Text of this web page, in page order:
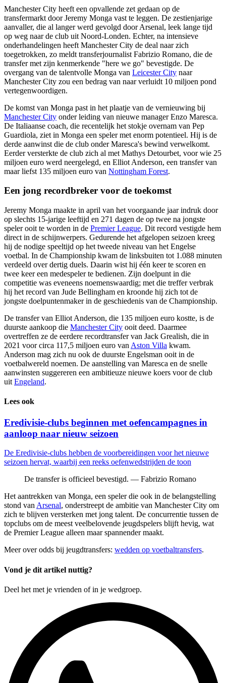
Manchester City heeft een opvallende zet gedaan op de
transfermarkt door Jeremy Monga vast te leggen. De zestienjarige
aanvaller, die al langer werd gevolgd door Arsenal, leek lange tijd
op weg naar de club uit Noord-Londen. Echter, na intensieve
onderhandelingen heeft Manchester City de deal naar zich
toegetrokken, zo meldt transferjournalist Fabrizio Romano, die de
transfer met zijn kenmerkende "here we go" bevestigde. De
overgang van de talentvolle Monga van Leicester City naar
Manchester City zou een bedrag van naar verluidt 10 miljoen pond
vertegenwoordigen.
De komst van Monga past in het plaatje van de vernieuwing bij
Manchester City onder leiding van nieuwe manager Enzo Maresca.
De Italiaanse coach, die recentelijk het stokje overnam van Pep
Guardiola, ziet in Monga een speler met enorm potentieel. Hij is de
derde aanwinst die de club onder Maresca's bewind verwelkomt.
Eerder versterkte de club zich al met Mathys Detourbet, voor wie 25
miljoen euro werd neergelegd, en Elliot Anderson, een transfer van
maar liefst 135 miljoen euro van Nottingham Forest.
Een jong recordbreker voor de toekomst
Jeremy Monga maakte in april van het voorgaande jaar indruk door
op slechts 15-jarige leeftijd en 271 dagen de op twee na jongste
speler ooit te worden in de Premier League. Dit record vestigde hem
direct in de schijnwerpers. Gedurende het afgelopen seizoen kreeg
hij de nodige speeltijd op het tweede niveau van het Engelse
voetbal. In de Championship kwam de linksbuiten tot 1.088 minuten
verdeeld over dertig duels. Daarin wist hij één keer te scoren en
twee keer een medespeler te bedienen. Zijn doelpunt in die
competitie was eveneens noemenswaardig; met die treffer verbrak
hij het record van Jude Bellingham en kroonde hij zich tot de
jongste doelpuntenmaker in de geschiedenis van de Championship.
De transfer van Elliot Anderson, die 135 miljoen euro kostte, is de
duurste aankoop die Manchester City ooit deed. Daarmee
overtreffen ze de eerdere recordtransfer van Jack Grealish, die in
2021 voor circa 117,5 miljoen euro van Aston Villa kwam.
Anderson mag zich nu ook de duurste Engelsman ooit in de
voetbalwereld noemen. De aanstelling van Maresca en de snelle
aanwinsten suggereren een ambitieuze nieuwe koers voor de club
uit Engeland.
Lees ook
Eredivisie-clubs beginnen met oefencampagnes in
aanloop naar nieuw seizoen
De Eredivisie-clubs hebben de voorbereidingen voor het nieuwe
seizoen hervat, waarbij een reeks oefenwedstrijden de toon
De transfer is officieel bevestigd. — Fabrizio Romano
Het aantrekken van Monga, een speler die ook in de belangstelling
stond van Arsenal, onderstreept de ambitie van Manchester City om
zich te blijven versterken met jong talent. De concurrentie tussen de
topclubs om de meest veelbelovende jeugdspelers blijft hevig, wat
de Premier League alleen maar spannender maakt.
Meer over odds bij jeugdtransfers: wedden op voetbaltransfers.
Vond je dit artikel nuttig?
Deel het met je vrienden of in je wedgroep.